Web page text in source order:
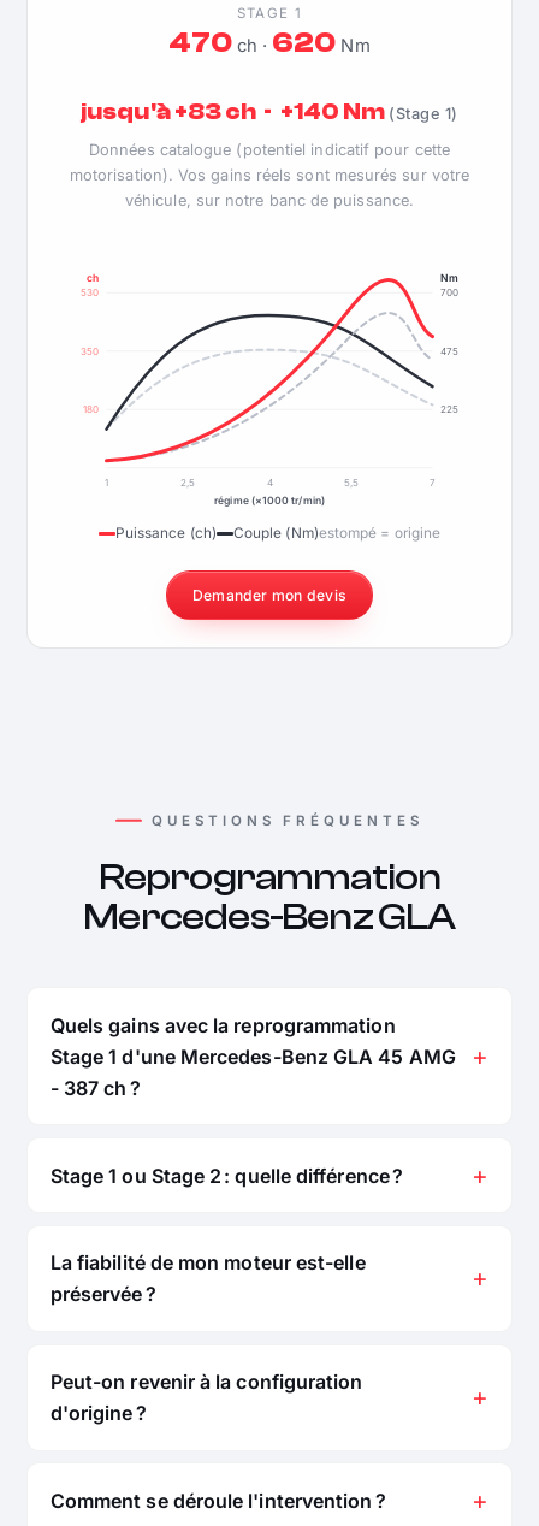
STAGE 1
470ch · 620 Nm
jusqu'à +83 ch · +140 Nm (Stage 1)
Données catalogue (potentiel indicatif pour cette
motorisation). Vos gains réels sont mesurés sur votre
véhicule, sur notre banc de puissance.
180
350
530
225
475
700
ch Nm
1 2,5 4 5,5
7
régime (×1000 tr/min)
Puissance (ch) Couple (Nm)estompé = origine
Demander mon devis
QUESTIONS FRÉQUENTES
Reprogrammation
Mercedes-Benz GLA
Quels gains avec la reprogrammation
Stage 1 d'une Mercedes-Benz GLA 45 AMG
- 387 ch ?
Stage 1 ou Stage 2 : quelle différence ?
La fiabilité de mon moteur est-elle
préservée ?
Peut-on revenir à la configuration
d'origine ?
Comment se déroule l'intervention ?